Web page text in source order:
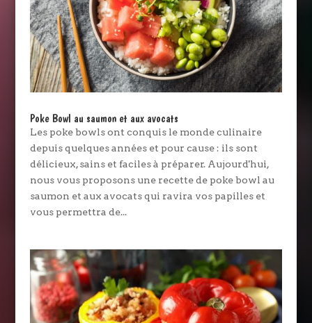
Poke Bowl au saumon et aux avocats
Les poke bowls ont conquis le monde culinaire
depuis quelques années et pour cause : ils sont
délicieux, sains et faciles à préparer. Aujourd'hui,
nous vous proposons une recette de poke bowl au
saumon et aux avocats qui ravira vos papilles et
vous permettra de...